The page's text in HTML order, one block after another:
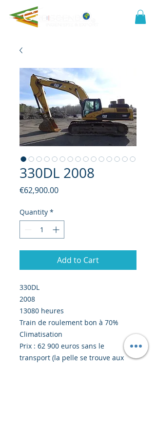
330DL 2008
€62,900.00Price
Quantity *
Add to Cart
330DL
2008
13080 heures
Train de roulement bon à 70%
Climatisation
Prix : 62 900 euros sans le
transport (la pelle se trouve aux